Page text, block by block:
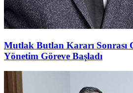
Mutlak Butlan Kararı Sonrası
Yönetim Göreve Başladı